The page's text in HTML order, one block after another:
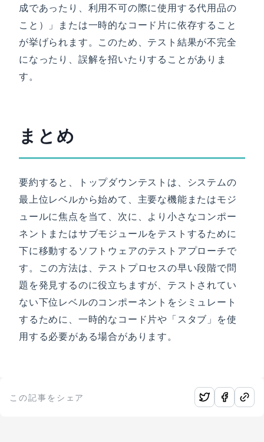
成であったり、利用不可の際に使用する代用品の
こと）」または一時的なコード片に依存すること
が挙げられます。このため、テスト結果が不完全
になったり、誤解を招いたりすることがありま
す。
まとめ
要約すると、トップダウンテストは、システムの
最上位レベルから始めて、主要な機能またはモジ
ュールに焦点を当て、次に、より小さなコンポー
ネントまたはサブモジュールをテストするために
下に移動するソフトウェアのテストアプローチで
す。この方法は、テストプロセスの早い段階で問
題を発見するのに役立ちますが、テストされてい
ない下位レベルのコンポーネントをシミュレート
するために、一時的なコード片や「スタブ」を使
用する必要がある場合があります。
この記事をシェア